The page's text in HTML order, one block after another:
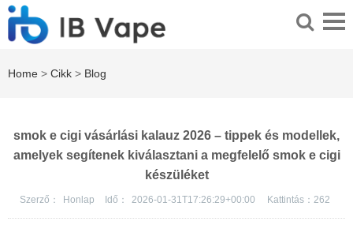
Home > Cikk > Blog
smok e cigi vásárlási kalauz 2026 – tippek és modellek,
amelyek segítenek kiválasztani a megfelelő smok e cigi
készüléket
Szerző： Honlap Idő： 2026-01-31T17:26:29+00:00 Kattintás： 262